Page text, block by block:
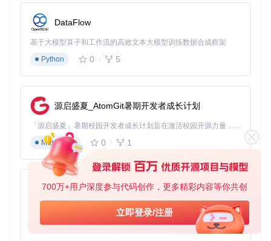
700万+用户深度参与代码创作，更多精彩内容等你共创
立即登录/注册
查看输出文件：results.json包含完整结构化数据
核心参数说明：
-u：指定单个视频链接
-f：指定包含多个链接的文本文件
-o：指定输出文件路径
-t：设置并发线程数（默认5）
使用图形界面模式操作工具
TikTokDownload提供直观的图形界面，降低非技术用户的使
用门槛。主界面包含三大功能区域：URL输入区域支持直接粘
贴抖音视频链接，下载选项区可选择视频、封面、配乐的下载
组合，功能导航区提供设置和关于页面入口。
图形界面操作步骤：
DataFlow
基于大模型算子和工作流的高效文本大模型训练数据合成框架
Python
0 5
源启盛夏_AtomGit暑期开发者成长计划
「源启盛夏」暑期校园开发者成长计划旨在激活校园开源力量，通过积分激励、认证扶持、资源倾斜等形式，引导高校组织和开发者完成「入驻 — 建项目 — 做贡献 — 获认证 — 得资源」的完整闭环。无论你是想带领社团入驻平台的组织者，还是希望用代码贡献证明自己的开发者，都能在这里找到属于你的成长路径。
Markdown
0 1
py-xiaozhi
基于Python的Xiaozhi AI，适用于想要完整Xiaozhi体验而无需拥有专用硬件的用户。
Python
0 1